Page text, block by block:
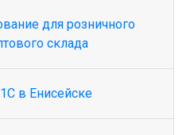
для розничного
склада
в Енисейске